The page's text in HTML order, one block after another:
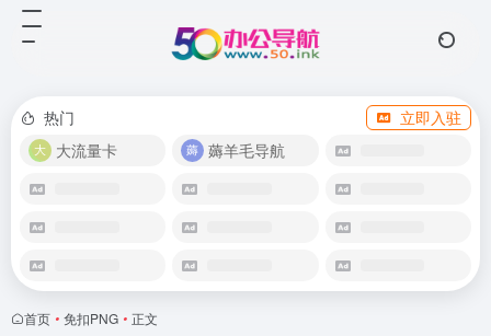
热门
立即入驻
大流量卡
薅羊毛导航
首页 • 免扣PNG • 正文